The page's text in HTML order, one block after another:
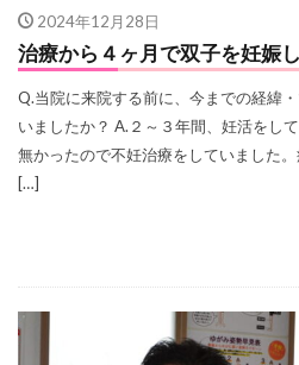
2024年12月28日
治療から４ヶ月で双子を妊娠
Q.当院に来院する前に、今までの経緯
いましたか？ A.２～３年間、妊活をし
無かったので不妊治療をしていました
[…]